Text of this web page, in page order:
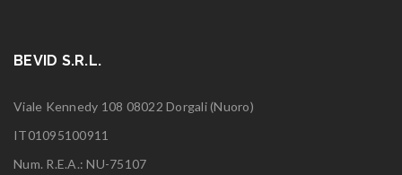
BEVID S.R.L.
Viale Kennedy 108 08022 Dorgali (Nuoro)
IT01095100911
Num. R.E.A.: NU-75107